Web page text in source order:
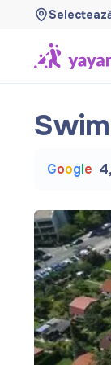
Google